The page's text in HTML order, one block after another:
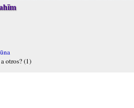
otros? (1)